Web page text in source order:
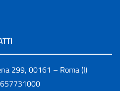
299, 00161 – Roma (I)